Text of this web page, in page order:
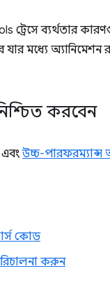
ব্যর্থতার
অ্যানিমেশন
করবেন
এবংউচ্চ-পারফরম্যান্স
কোড
করুন